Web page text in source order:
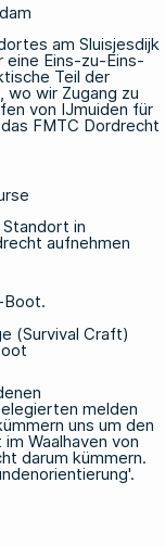
am Sluisjesdijk
eine Eins-zu-Eins-
Teil der
wir Zugang zu
von IJmuiden für
FMTC Dordrecht
in
aufnehmen
Boot.
(Survival Craft)
melden
uns um den
Waalhaven von
darum kümmern.